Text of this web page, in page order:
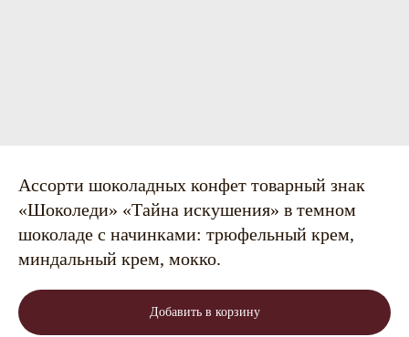
Ассорти шоколадных конфет товарный знак
«Шоколеди» «Тайна искушения» в темном
шоколаде с начинками: трюфельный крем,
миндальный крем, мокко.
Добавить в корзину